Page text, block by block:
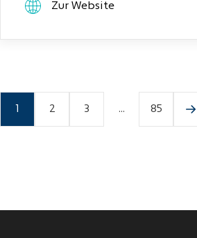
Zur Website
2 3 ... 85